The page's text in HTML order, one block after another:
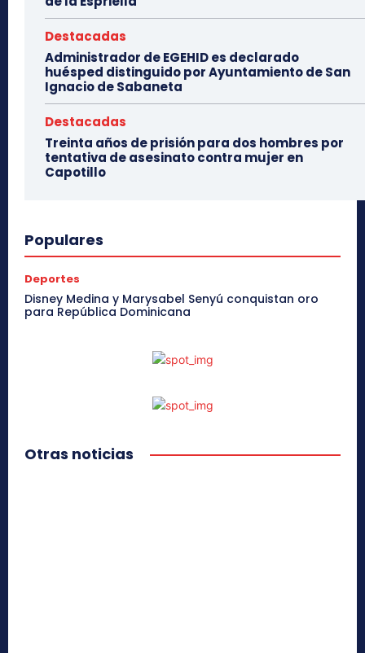
Destacadas
Administrador de EGEHID es declarado
huésped distinguido por Ayuntamiento de San
Ignacio de Sabaneta
Destacadas
Treinta años de prisión para dos hombres por
tentativa de asesinato contra mujer en
Capotillo
Populares
Deportes
Disney Medina y Marysabel Senyú conquistan oro
para República Dominicana
Otras noticias